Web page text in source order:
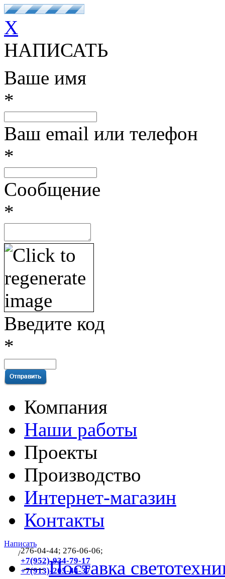
X
НАПИСАТЬ
Ваше имя
*
Ваш email или телефон
*
Сообщение
*
Введите код
*
Компания
Наши работы
Проекты
Производство
Интернет-магазин
Контакты
Написать
/276-04-44; 276-06-06;
+7(952)-934-79-17
+7(913)-205-44-37
—Поставка